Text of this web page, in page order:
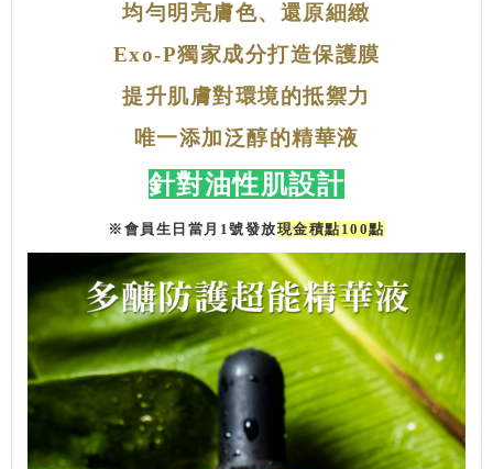
均勻明亮膚色、還原細緻
Exo-P獨家成分打造保護膜
提升肌膚對環境的抵禦力
唯一添加泛醇的精華液
針對油性肌設計
※會員生日當月1號發放現金積點100點